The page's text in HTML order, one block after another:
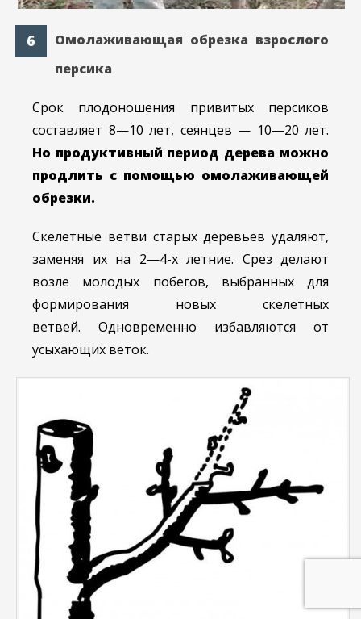
Омолаживающая обрезка взрослого
персика
Срок плодоношения привитых персиков
составляет 8—10 лет, сеянцев — 10—20 лет.
Но продуктивный период дерева можно
продлить с помощью омолаживаю­щей
обрезки.
Скелетные ветви старых деревьев удаляют,
заменяя их на 2—4-х летние. Срез делают
возле молодых побегов, выбранных для
формирования новых скелетных
ветвей. Одновременно избавляются от
усыхающих веток.